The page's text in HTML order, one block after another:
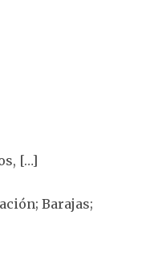
[…]
Barajas;